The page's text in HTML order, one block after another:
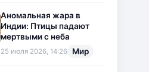
Аномальная жара в
Индии: Птицы падают
мертвыми с неба
25 июля 2026, 14:26 Мир